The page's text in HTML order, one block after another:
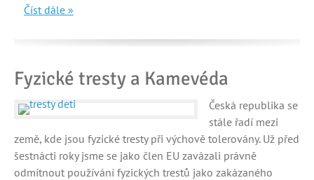
Číst dále »
Fyzické tresty a Kamevéda
Česká republika se
stále řadí mezi
země, kde jsou fyzické tresty při výchově tolerovány. Už před
šestnácti roky jsme se jako člen EU zavázali právně
odmítnout používání fyzických trestů jako zakázaného